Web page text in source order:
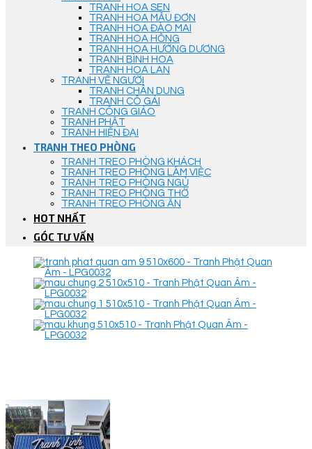
TRANH HOA SEN
TRANH HOA MẪU ĐƠN
TRANH HOA ĐÀO MAI
TRANH HOA HỒNG
TRANH HOA HƯỚNG DƯƠNG
TRANH BÌNH HOA
TRANH HOA LAN
TRANH VẼ NGƯỜI
TRANH CHÂN DUNG
TRANH CÔ GÁI
TRANH CÔNG GIÁO
TRANH PHẬT
TRANH HIỆN ĐẠI
TRANH THEO PHÒNG
TRANH TREO PHÒNG KHÁCH
TRANH TREO PHÒNG LÀM VIỆC
TRANH TREO PHÒNG NGỦ
TRANH TREO PHÒNG THỜ
TRANH TREO PHÒNG ĂN
HOT NHẤT
GÓC TƯ VẤN